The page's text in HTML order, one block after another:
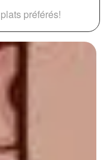
préférés!